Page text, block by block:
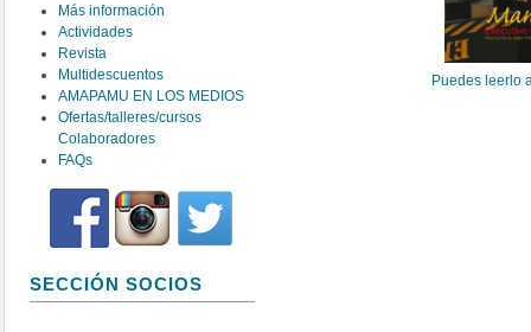
Más información
Actividades
Revista
Multidescuentos
AMAPAMU EN LOS MEDIOS
Ofertas/talleres/cursos
Colaboradores
FAQs
SECCIÓN SOCIOS
Puedes leerlo